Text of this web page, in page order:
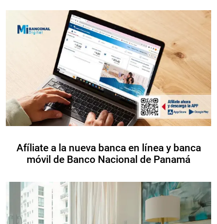
Afíliate a la nueva banca en línea y banca
móvil de Banco Nacional de Panamá